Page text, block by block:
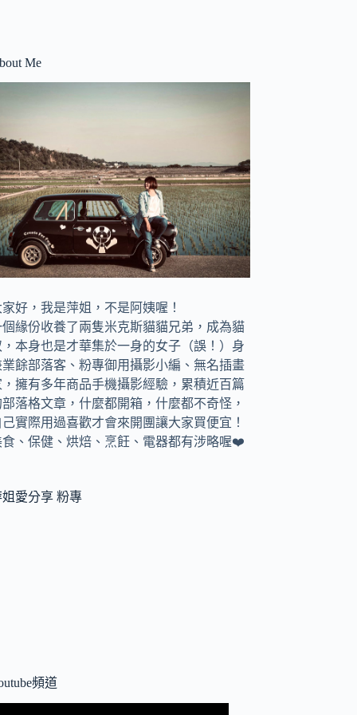
Me
好，我是萍姐，不是阿姨喔！
個緣份收養了兩隻米克斯貓貓兄弟，成為貓
，本身也是才華集於一身的女子（誤！）身
業餘部落客、粉專御用攝影小編、無名插畫
，擁有多年商品手機攝影經驗，累積近百篇
部落格文章，什麼都開箱，什麼都不奇怪，
實際用過喜歡才會來開團讓大家買便宜！
食、保健、烘焙、烹飪、電器都有涉略喔❤️
姐愛分享 粉專
頻道